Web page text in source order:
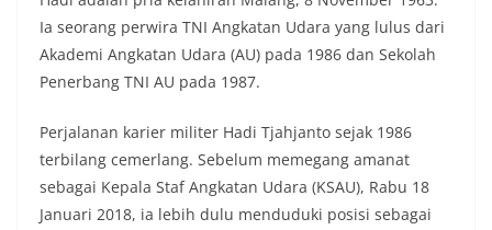
Ia seorang perwira TNI Angkatan Udara yang lulus dari
Akademi Angkatan Udara (AU) pada 1986 dan Sekolah
Penerbang TNI AU pada 1987.
Perjalanan karier militer Hadi Tjahjanto sejak 1986
terbilang cemerlang. Sebelum memegang amanat
sebagai Kepala Staf Angkatan Udara (KSAU), Rabu 18
Januari 2018, ia lebih dulu menduduki posisi sebagai